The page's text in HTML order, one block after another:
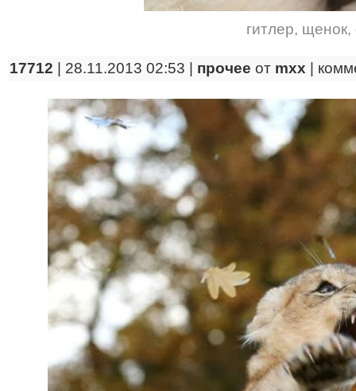
гитлер, щенок,
17712 | 28.11.2013 02:53 | прочее от mxx